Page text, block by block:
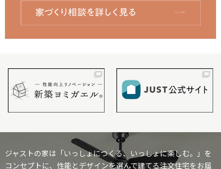
ジャストの家は「いっしょにつくる、いっしょに楽しむ。」を
コンセプトに、性能とデザインを選んで建てる注文住宅をお届